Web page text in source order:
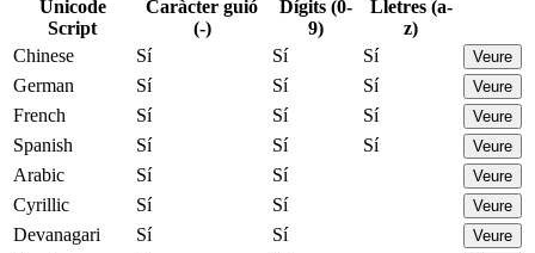
Unicode
Script
Caràcter guió
(-)
Dígits (0-
9)
Lletres (a-
z)
Chinese
Sí Sí Sí Veure
German Sí Sí Sí Veure
French Sí Sí Sí Veure
Spanish Sí Sí Sí Veure
Arabic Sí Sí Veure
Cyrillic Sí Sí Veure
Devanagari Sí Sí Veure